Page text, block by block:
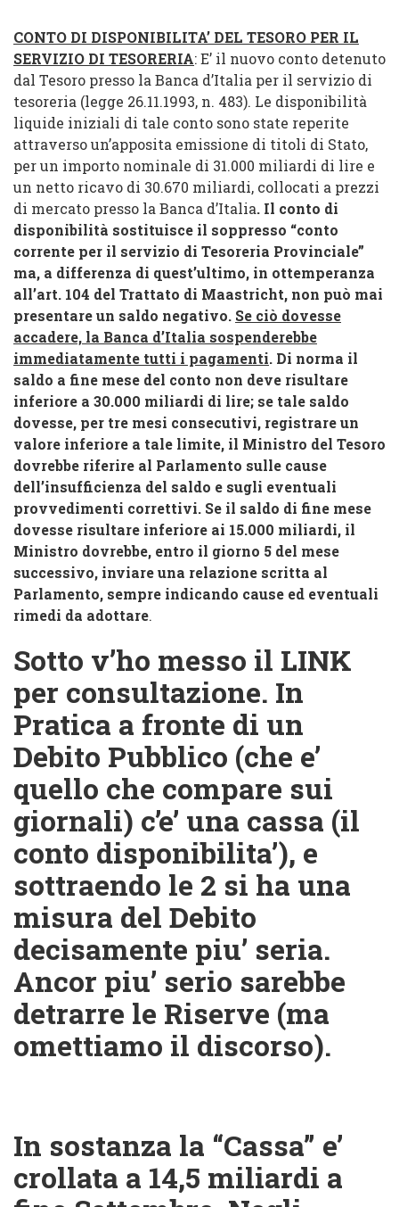
CONTO DI DISPONIBILITA’ DEL TESORO PER IL
SERVIZIO DI TESORERIA: E’ il nuovo conto detenuto
dal Tesoro presso la Banca d’Italia per il servizio di
tesoreria (legge 26.11.1993, n. 483). Le disponibilità
liquide iniziali di tale conto sono state reperite
attraverso un’apposita emissione di titoli di Stato,
per un importo nominale di 31.000 miliardi di lire e
un netto ricavo di 30.670 miliardi, collocati a prezzi
di mercato presso la Banca d’Italia. Il conto di
disponibilità sostituisce il soppresso “conto
corrente per il servizio di Tesoreria Provinciale”
ma, a differenza di quest’ultimo, in ottemperanza
all’art. 104 del Trattato di Maastricht, non può mai
presentare un saldo negativo. Se ciò dovesse
accadere, la Banca d’Italia sospenderebbe
immediatamente tutti i pagamenti. Di norma il
saldo a fine mese del conto non deve risultare
inferiore a 30.000 miliardi di lire; se tale saldo
dovesse, per tre mesi consecutivi, registrare un
valore inferiore a tale limite, il Ministro del Tesoro
dovrebbe riferire al Parlamento sulle cause
dell’insufficienza del saldo e sugli eventuali
provvedimenti correttivi. Se il saldo di fine mese
dovesse risultare inferiore ai 15.000 miliardi, il
Ministro dovrebbe, entro il giorno 5 del mese
successivo, inviare una relazione scritta al
Parlamento, sempre indicando cause ed eventuali
rimedi da adottare.
Sotto v’ho messo il LINK
per consultazione. In
Pratica a fronte di un
Debito Pubblico (che e’
quello che compare sui
giornali) c’e’ una cassa (il
conto disponibilita’), e
sottraendo le 2 si ha una
misura del Debito
decisamente piu’ seria.
Ancor piu’ serio sarebbe
detrarre le Riserve (ma
omettiamo il discorso).
In sostanza la “Cassa” e’
crollata a 14,5 miliardi a